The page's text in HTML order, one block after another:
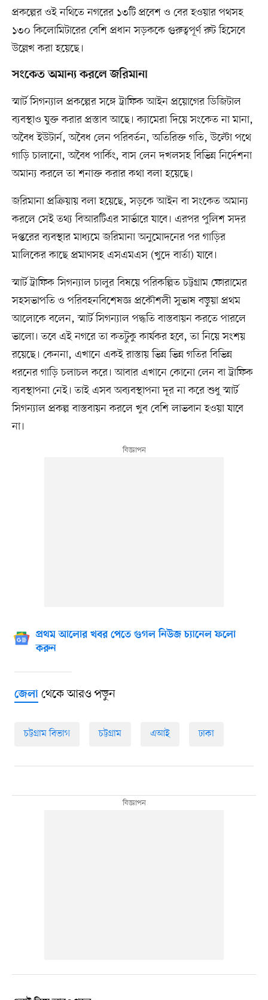
প্রকল্পের ওই নথিতে নগরের ১৩টি প্রবেশ ও বের হওয়ার পথসহ
১৩০ কিলোমিটারের বেশি প্রধান সড়ককে গুরুত্বপূর্ণ রুট হিসেবে
উল্লেখ করা হয়েছে।
সংকেত অমান্য করলে জরিমানা
স্মার্ট সিগন্যাল প্রকল্পের সঙ্গে ট্রাফিক আইন প্রয়োগের ডিজিটাল
ব্যবস্থাও যুক্ত করার প্রস্তাব আছে। ক্যামেরা দিয়ে সংকেত না মানা,
অবৈধ ইউটার্ন, অবৈধ লেন পরিবর্তন, অতিরিক্ত গতি, উল্টো পথে
গাড়ি চালানো, অবৈধ পার্কিং, বাস লেন দখলসহ বিভিন্ন নির্দেশনা
অমান্য করলে তা শনাক্ত করার কথা বলা হয়েছে।
জরিমানা প্রক্রিয়ায় বলা হয়েছে, সড়কে আইন বা সংকেত অমান্য
করলে সেই তথ্য বিআরটিএর সার্ভারে যাবে। এরপর পুলিশ সদর
দপ্তরের ব্যবস্থার মাধ্যমে জরিমানা অনুমোদনের পর গাড়ির
মালিকের কাছে প্রমাণসহ এসএমএস (খুদে বার্তা) যাবে।
স্মার্ট ট্রাফিক সিগন্যাল চালুর বিষয়ে পরিকল্পিত চট্টগ্রাম ফোরামের
সহসভাপতি ও পরিবহনবিশেষজ্ঞ প্রকৌশলী সুভাষ বড়ুয়া প্রথম
আলোকে বলেন, স্মার্ট সিগন্যাল পদ্ধতি বাস্তবায়ন করতে পারলে
ভালো। তবে এই নগরে তা কতটুকু কার্যকর হবে, তা নিয়ে সংশয়
রয়েছে। কেননা, এখানে একই রাস্তায় ভিন্ন ভিন্ন গতির বিভিন্ন
ধরনের গাড়ি চলাচল করে। আবার এখানে কোনো লেন বা ট্রাফিক
ব্যবস্থাপনা নেই। তাই এসব অব্যবস্থাপনা দূর না করে শুধু স্মার্ট
সিগন্যাল প্রকল্প বাস্তবায়ন করলে খুব বেশি লাভবান হওয়া যাবে
না।
প্রথম আলোর খবর পেতে গুগল নিউজ চ্যানেল ফলো
করুন
জেলাথেকে আরও পড়ুন
চট্টগ্রাম বিভাগ চট্টগ্রাম এআই ঢাকা